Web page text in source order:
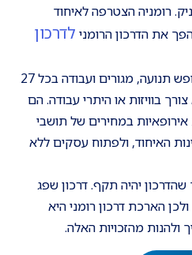
רומניה הצטרפה לאיחוד
לדרכון
מחזיקי דרכון רומני נהנים מחופש תנועה, מגורים ועבודה בכל 27
בוויזות או היתרי עבודה. הם
אירופאיות במחירים של תושבי
האיחוד, ולפתוח עסקים ללא
שהדרכון יהיה תקף. דרכון שפג
הארכת דרכון רומני היא
ולהנות מהזכויות האלה.